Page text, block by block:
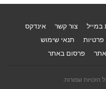
במייל צור קשר
אינדקס
פרטיות
תנאי שימוש
פרסום באתר